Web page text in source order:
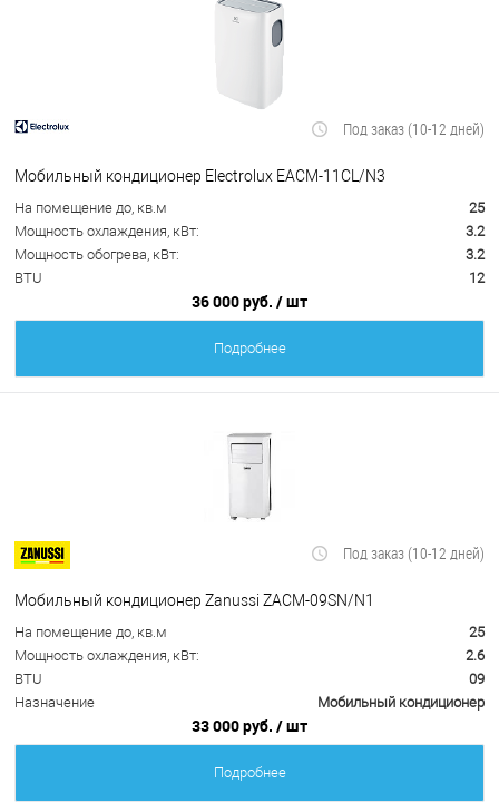
Под заказ (10-12 дней)
Мобильный кондиционер Electrolux EACM-11CL/N3
На помещение до, кв.м
25
Мощность охлаждения, кВт:
3.2
Мощность обогрева, кВт:
3.2
BTU
12
36 000 руб. / шт
Подробнее
Под заказ (10-12 дней)
Мобильный кондиционер Zanussi ZACM-09SN/N1
На помещение до, кв.м
25
Мощность охлаждения, кВт:
2.6
BTU
09
Назначение
Мобильный кондиционер
33 000 руб. / шт
Подробнее